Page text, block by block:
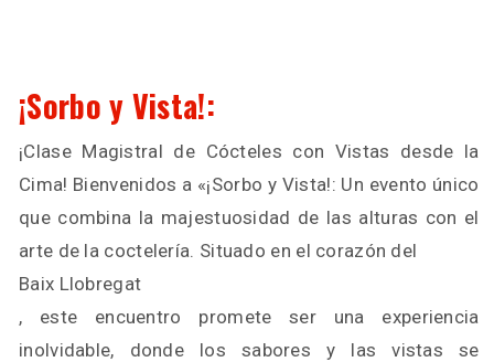
¡Sorbo y Vista!:
¡Clase Magistral de Cócteles con Vistas desde la
Cima! Bienvenidos a «¡Sorbo y Vista!: Un evento único
que combina la majestuosidad de las alturas con el
arte de la coctelería. Situado en el corazón del
Baix Llobregat
, este encuentro promete ser una experiencia
inolvidable, donde los sabores y las vistas se